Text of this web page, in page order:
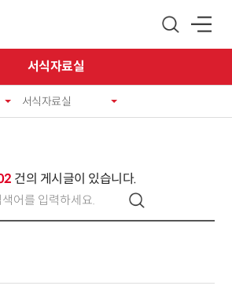
서식자료실
서식자료실
건의 게시글이 있습니다.